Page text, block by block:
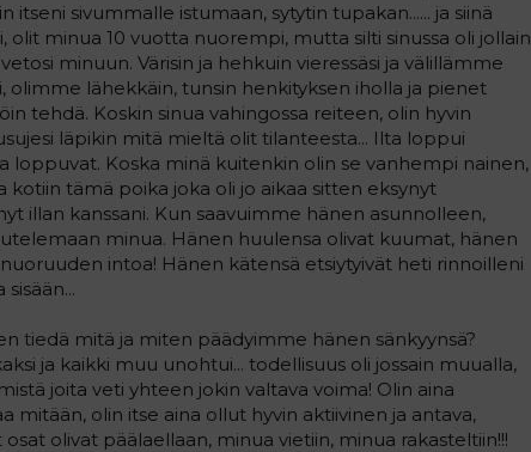
itseni sivummalle istumaan, sytytin tupakan...... ja siinä
olit minua 10 vuotta nuorempi, mutta silti sinussa oli jollain
minuun. Värisin ja hehkuin vieressäsi ja välillämme
olimme lähekkäin, tunsin henkityksen iholla ja pienet
tehdä. Koskin sinua vahingossa reiteen, olin hyvin
läpikin mitä mieltä olit tilanteesta... Ilta loppui
loppuvat. Koska minä kuitenkin olin se vanhempi nainen,
kotiin tämä poika joka oli jo aikaa sitten eksynyt
illan kanssani. Kun saavuimme hänen asunnolleen,
minua. Hänen huulensa olivat kuumat, hänen
intoa! Hänen kätensä etsiytyivät heti rinnoilleni
tiedä mitä ja miten päädyimme hänen sänkyynsä?
ja kaikki muu unohtui... todellisuus oli jossain muualla,
joita veti yhteen jokin valtava voima! Olin aina
mitään, olin itse aina ollut hyvin aktiivinen ja antava,
olivat päälaellaan, minua vietiin, minua rakasteltiin!!!